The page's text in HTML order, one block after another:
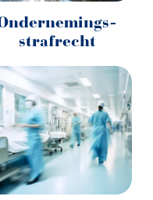
strafrecht